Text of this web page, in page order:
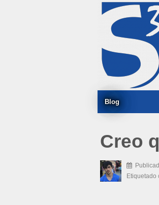
Blog
Creo
Etiquetado